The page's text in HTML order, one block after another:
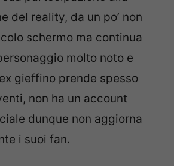
del reality, da un po’ non
schermo ma continua
molto noto e
gieffino prende spesso
non ha un account
dunque non aggiorna
i suoi fan.